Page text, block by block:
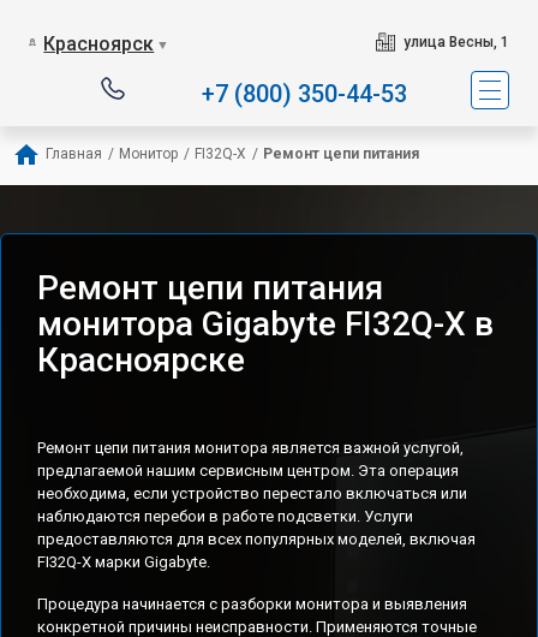
Красноярск ▼ улица Весны, 1
+7 (800) 350-44-53
Главная / Монитор / FI32Q-X / Ремонт цепи питания
Ремонт цепи питания
монитора Gigabyte FI32Q-X в
Красноярске
Ремонт цепи питания монитора является важной услугой,
предлагаемой нашим сервисным центром. Эта операция
необходима, если устройство перестало включаться или
наблюдаются перебои в работе подсветки. Услуги
предоставляются для всех популярных моделей, включая
FI32Q-X марки Gigabyte.
Процедура начинается с разборки монитора и выявления
конкретной причины неисправности. Применяются точные